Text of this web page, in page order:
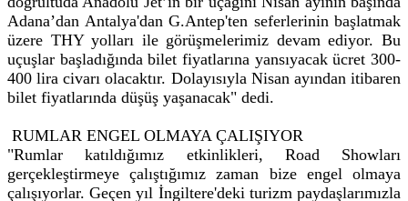
Adana’dan Antalya'dan G.Antep'ten seferlerinin başlatmak
üzere THY yolları ile görüşmelerimiz devam ediyor. Bu
uçuşlar başladığında bilet fiyatlarına yansıyacak ücret 300-
400 lira civarı olacaktır. Dolayısıyla Nisan ayından itibaren
bilet fiyatlarında düşüş yaşanacak" dedi.
RUMLAR ENGEL OLMAYA ÇALIŞIYOR
"Rumlar katıldığımız etkinlikleri, Road Showları
gerçekleştirmeye çalıştığımız zaman bize engel olmaya
çalışıyorlar. Geçen yıl İngiltere'deki turizm paydaşlarımızla